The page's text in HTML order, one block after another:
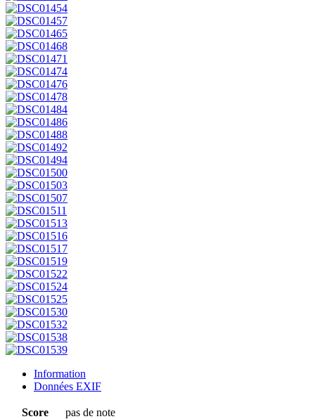
Information
Données EXIF
Score
pas de note